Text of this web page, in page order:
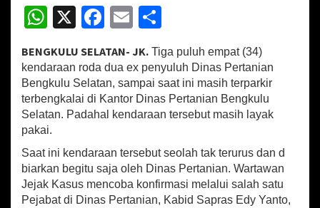
k
a
T
r
b
e
n
a
l
a
i
W
at
sA
p
p
X
Fa
b
o
o
E
m
ai
l
ar
e
BENGKULU SELATAN- JK. Tiga puluh empat (34)
kendaraan roda dua ex penyuluh Dinas Pertanian
Bengkulu Selatan, sampai saat ini masih terparkir
terbengkalai di Kantor Dinas Pertanian Bengkulu
Selatan. Padahal kendaraan tersebut masih layak
pakai.
Saat ini kendaraan tersebut seolah tak terurus dan d
biarkan begitu saja oleh Dinas Pertanian. Wartawan
Jejak Kasus mencoba konfirmasi melalui salah satu
Pejabat di Dinas Pertanian, Kabid Sapras Edy Yanto,